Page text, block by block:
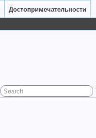
Достопримечательности